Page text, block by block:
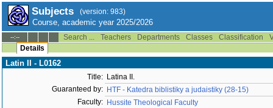
Subjects (version: 983)
Course, academic year 2025/2026
--:-- Search ... Teachers Departments Classes Classification
Details
Latin II - L0162
Title: Latina II.
Guaranteed by: HTF - Katedra biblistiky a judaistiky (28-15)
Faculty: Hussite Theological Faculty